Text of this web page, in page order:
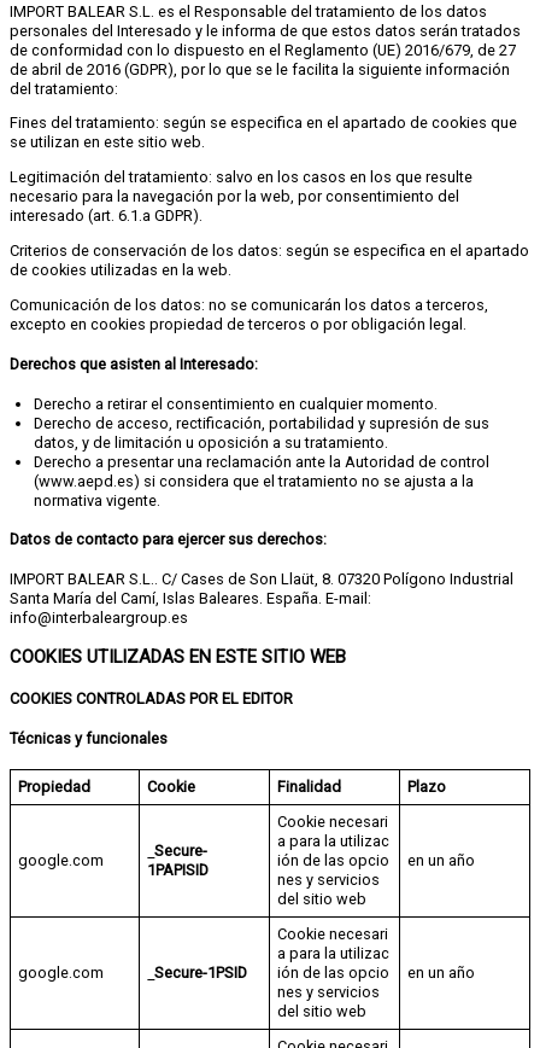
IMPORT BALEAR S.L. es el Responsable del tratamiento de los datos
personales del Interesado y le informa de que estos datos serán tratados
de conformidad con lo dispuesto en el Reglamento (UE) 2016/679, de 27
de abril de 2016 (GDPR), por lo que se le facilita la siguiente información
del tratamiento:
Fines del tratamiento: según se especifica en el apartado de cookies que
se utilizan en este sitio web.
Legitimación del tratamiento: salvo en los casos en los que resulte
necesario para la navegación por la web, por consentimiento del
interesado (art. 6.1.a GDPR).
Criterios de conservación de los datos: según se especifica en el apartado
de cookies utilizadas en la web.
Comunicación de los datos: no se comunicarán los datos a terceros,
excepto en cookies propiedad de terceros o por obligación legal.
Derechos que asisten al Interesado:
Derecho a retirar el consentimiento en cualquier momento.
Derecho de acceso, rectificación, portabilidad y supresión de sus
datos, y de limitación u oposición a su tratamiento.
Derecho a presentar una reclamación ante la Autoridad de control
(www.aepd.es) si considera que el tratamiento no se ajusta a la
normativa vigente.
Datos de contacto para ejercer sus derechos:
IMPORT BALEAR S.L.. C/ Cases de Son Llaüt, 8. 07320 Polígono Industrial
Santa María del Camí, Islas Baleares. España. E-mail:
info@interbaleargroup.es
COOKIES UTILIZADAS EN ESTE SITIO WEB
COOKIES CONTROLADAS POR EL EDITOR
Técnicas y funcionales
Propiedad Cookie Finalidad Plazo
google.com
Secure-
1PAPISID
Cookie necesari
a para la utilizac
ión de las opcio
nes y servicios
del sitio web
en un año
google.com Secure-1PSID
Cookie necesari
a para la utilizac
ión de las opcio
nes y servicios
del sitio web
en un año